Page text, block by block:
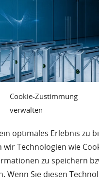
Cookie-Zustimmung
verwalten
optimales Erlebnis zu
wir Technologien wie
zu speichern
Wenn Sie diesen